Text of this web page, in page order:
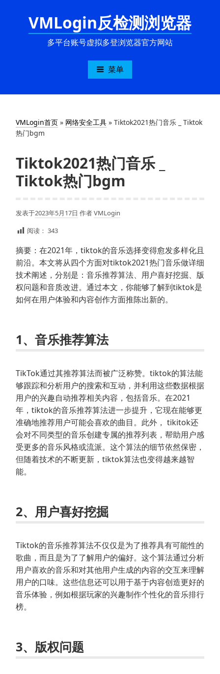
VMLogin反检测浏览器
多平台账号虚拟多登浏览器官方网站
菜单
VMLogin首页 » 网络安全工具 » Tiktok2021热门音乐 _ Tiktok
热门bgm
Tiktok2021热门音乐 _
Tiktok热门bgm
发表于2023年5月17日 作者VMLogin
阅读： 343
摘要：在2021年，tiktok的音乐选择变得愈发多样化且
前沿。本文将从四个方面对tiktok2021热门音乐做详细
技术阐述，分别是：音乐推荐算法、用户喜好挖掘、版
权问题和音质改进。通过本文，你能够了解到tiktok是
如何在用户体验和内容创作方面推陈出新的。
1、音乐推荐算法
TikTok通过其推荐算法而被广泛称赞。tiktok的算法能
够跟踪和分析用户的搜索和互动，并利用这些数据根据
用户的兴趣自动推荐相关内容，包括音乐。在2021
年，tiktok的音乐推荐算法进一步提升，它现在能够更
准确地推荐用户可能会喜欢的曲目。此外， tikitok还
会对不同类型的音乐创建专属的推荐列表，帮助用户感
受更多的音乐风格或流派。这个算法的细节依然保密，
但随着技术的不断更新，tiktok算法也变得越来越智
能。
2、用户喜好挖掘
Tiktok的音乐推荐算法不仅仅是为了推荐具有可能性的
歌曲，而且是为了了解用户的偏好。这个算法通过分析
用户喜欢的音乐和对其他用户生成的内容的交互来理解
用户的口味。这些信息还可以用于基于内容创造更好的
音乐体验，例如根据玩家的兴趣制作个性化的音乐排行
榜。
3、版权问题